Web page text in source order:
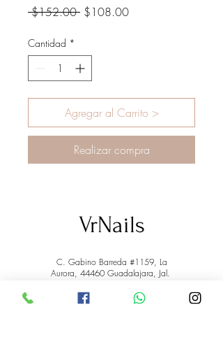
$152.00 Precio
$108.00Precio
Cantidad *
Agregar al Carrito >
Realizar compra
VrNails
C. Gabino Barreda #1159, La
Aurora, 44460 Guadalajara, Jal.
Marco Antonio Valdez
de la Rosa.